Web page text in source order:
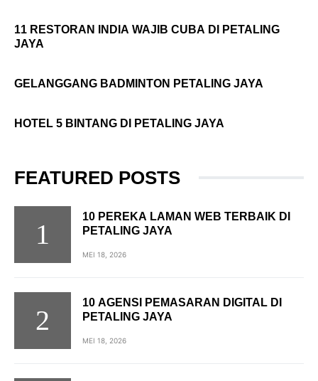
11 RESTORAN INDIA WAJIB CUBA DI PETALING
JAYA
GELANGGANG BADMINTON PETALING JAYA
HOTEL 5 BINTANG DI PETALING JAYA
FEATURED POSTS
10 PEREKA LAMAN WEB TERBAIK DI
PETALING JAYA
MEI 18, 2026
10 AGENSI PEMASARAN DIGITAL DI
PETALING JAYA
MEI 18, 2026